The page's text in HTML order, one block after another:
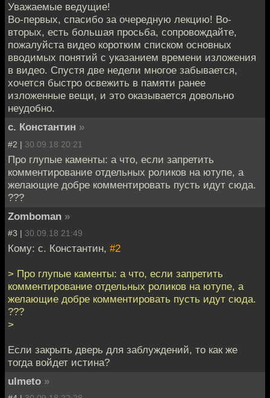
Уважаемые ведущие!
Во-первых, спасибо за очередную лекцию! Во-
вторых, есть большая просьба, сопровождайте,
пожалуйста видео коротким списком основных
вводимых понятий с указанием времени изложения
в видео. Спустя две недели многое забывается,
хочется быстро освежить в памяти ранее
изложенные вещи, и это оказывается довольно
неудобно.
с. Константин »
#2 | 30.09.18 20:21
Про глупые каменты: а что, если запретить
комментирование отдельных роликов на ютупе, а
желающие добре комментировать пусть идут сюда.
???
Zomboman »
#3 | 30.09.18 21:49
Кому: с. Константин, #2
> Про глупые каменты: а что, если запретить
комментирование отдельных роликов на ютупе, а
желающие добре комментировать пусть идут сюда.
???
>
Если закрыть дверь для заблуждений, то как же
тогда войдет истина?
ulmeto »